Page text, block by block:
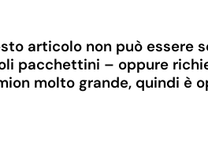
articolo non può essere
pacchettini – oppure
molto grande, quindi